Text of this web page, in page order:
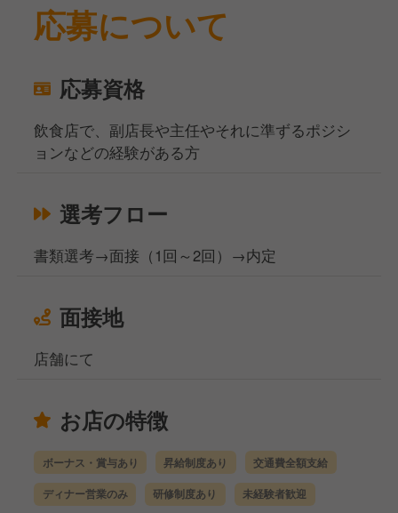
応募について
応募資格
飲食店で、副店長や主任やそれに準ずるポジシ
ョンなどの経験がある方
選考フロー
書類選考→面接（1回～2回）→内定
面接地
店舗にて
お店の特徴
ボーナス・賞与あり 昇給制度あり 交通費全額支給
ディナー営業のみ 研修制度あり 未経験者歓迎